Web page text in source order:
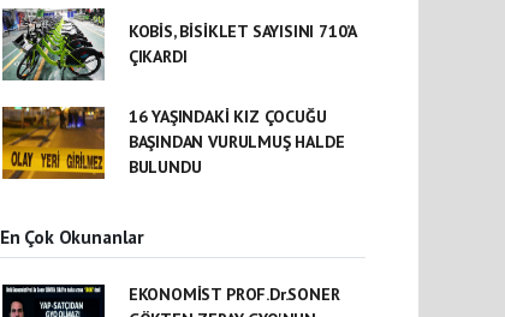
KOBİS, BİSİKLET SAYISINI 710’A
ÇIKARDI
16 YAŞINDAKİ KIZ ÇOCUĞU
BAŞINDAN VURULMUŞ HALDE
BULUNDU
En Çok Okunanlar
EKONOMİST PROF.Dr.SONER